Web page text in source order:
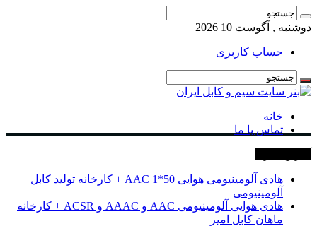
دوشنبه , آگوست 10 2026
حساب کاربری
خانه
تماس با ما
هادی آلومینیومی هوایی 50*1 AAC + کارخانه تولید کابل
آلومینیومی
هادی هوایی آلومینیومی AAC و AAAC و ACSR + کارخانه
ماهان کابل امیر